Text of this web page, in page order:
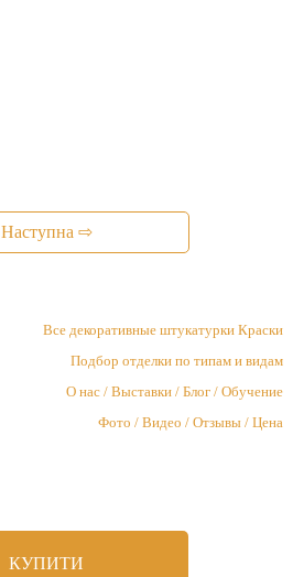
Наступна ⇨
Все декоративные штукатурки Краски
Подбор отделки по типам и видам
О нас / Выставки / Блог / Обучение
Фото / Видео / Отзывы / Цена
КУПИТИ